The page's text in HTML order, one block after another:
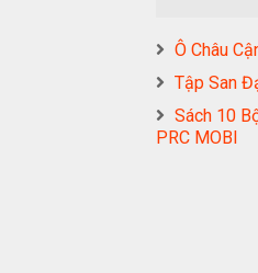
Ô Châu
Tập San
Sách 10
PRC MOBI